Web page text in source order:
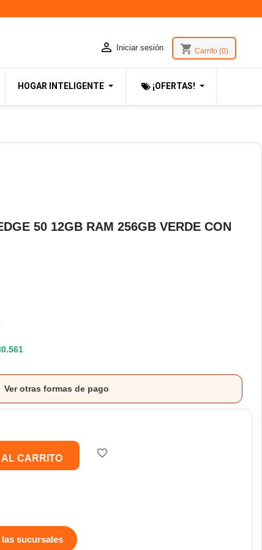
 Iniciar sesión shopping_cart Carrito (0)
HOGAR INTELIGENTE ¡OFERTAS!
50 12GB RAM 256GB VERDE CON
Ver otras formas de pago
CARRITO favorite_border
sucursales